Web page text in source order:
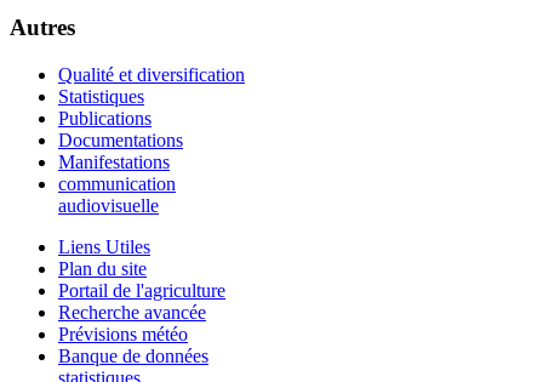
Autres
Qualité et diversification
Statistiques
Publications
Documentations
Manifestations
communication
audiovisuelle
Liens Utiles
Plan du site
Portail de l'agriculture
Recherche avancée
Prévisions météo
Banque de données
statistiques